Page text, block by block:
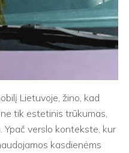
Lietuvoje, žino, kad
tik estetinis trūkumas,
Ypač verslo kontekste, kur
kasdienėms